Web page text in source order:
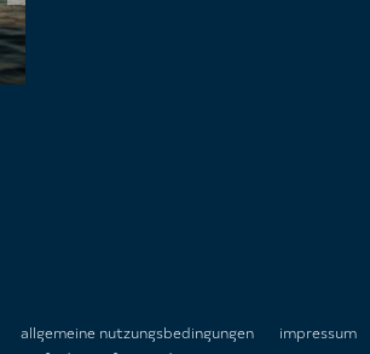
allgemeine nutzungsbedingungen
impressum